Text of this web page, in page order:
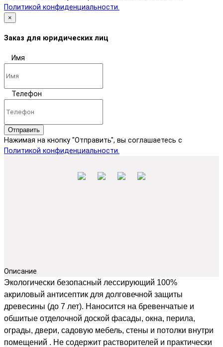
Политикой конфиденциальности.
×
Заказ для юридических лиц
Имя
Телефон
Отправить
Нажимая на кнопку "Отправить", вы соглашаетесь с
Политикой конфиденциальности.
Описание
Экологически безопасный лессирующий 100%
акриловый антисептик для долговечной защиты
древесины (до 7 лет). Наносится на бревенчатые и
обшитые отделочной доской фасады, окна, перила,
ограды, двери, садовую мебель, стены и потолки внутри
помещений . Не содержит растворителей и практически